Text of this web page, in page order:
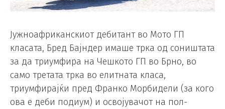
Јужноафриканскиот дебитант во Мото ГП
класата, Бред Бајндер имаше трка од соништата
за да триумфира на Чешкото ГП во Брно, во
само третата трка во елитната класа,
триумфирајќи пред Франко Морбидели (за кого
ова е деби подиум) и освојувачот на пол-